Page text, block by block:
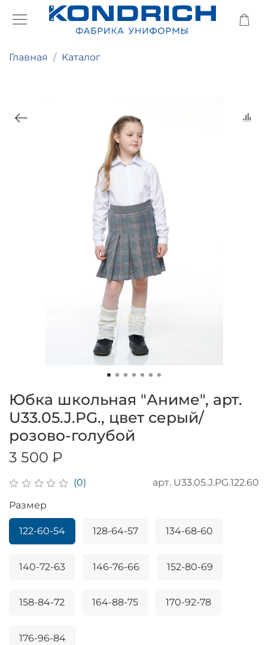
Главная Каталог
(0) арт. U33.05.J.PG.122.60
Юбка школьная "Аниме", арт.
U33.05.J.PG., цвет серый/
розово-голубой
3 500 ₽
Размер
122-60-54 128-64-57 134-68-60
140-72-63 146-76-66 152-80-69
158-84-72 164-88-75 170-92-78
176-96-84